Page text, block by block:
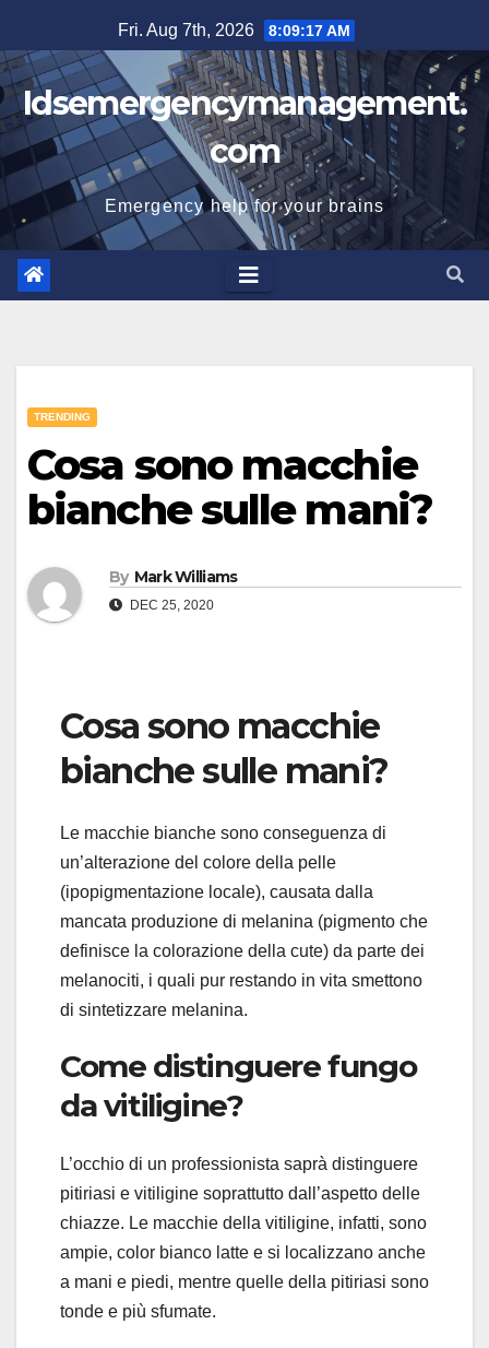
to
content
Fri. Aug 7th, 2026 8:09:18 AM
Idsemergencymanagement.
com
Emergency help for your brains
TRENDING
Cosa sono macchie
bianche sulle mani?
By Mark Williams
DEC 25, 2020
Cosa sono macchie
bianche sulle mani?
Le macchie bianche sono conseguenza di
un’alterazione del colore della pelle
(ipopigmentazione locale), causata dalla
mancata produzione di melanina (pigmento che
definisce la colorazione della cute) da parte dei
melanociti, i quali pur restando in vita smettono
di sintetizzare melanina.
Come distinguere fungo
da vitiligine?
L’occhio di un professionista saprà distinguere
pitiriasi e vitiligine soprattutto dall’aspetto delle
chiazze. Le macchie della vitiligine, infatti, sono
ampie, color bianco latte e si localizzano anche
a mani e piedi, mentre quelle della pitiriasi sono
tonde e più sfumate.